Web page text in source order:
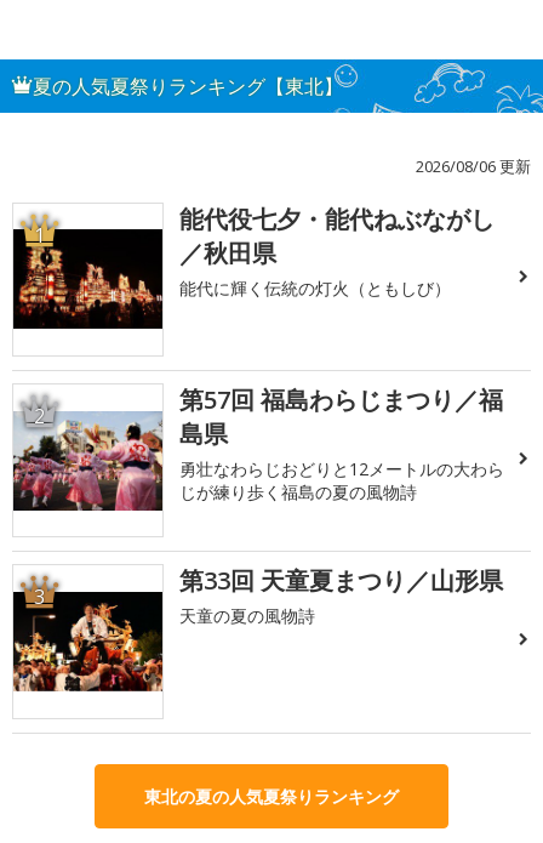
夏の人気夏祭りランキング【東北】
2026/08/06 更新
1
能代役七夕・能代ねぶながし
／秋田県
能代に輝く伝統の灯火（ともしび）
2
第57回 福島わらじまつり／福
島県
勇壮なわらじおどりと12メートルの大わら
じが練り歩く福島の夏の風物詩
3 第33回 天童夏まつり／山形県
天童の夏の風物詩
東北の夏の人気夏祭りランキング